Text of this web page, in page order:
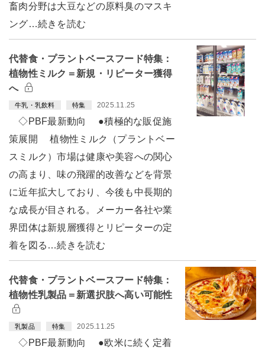
畜肉分野は大豆などの原料臭のマスキ
ング…続きを読む
代替食・プラントベースフード特集：
植物性ミルク＝新規・リピーター獲得
へ
牛乳・乳飲料 特集 2025.11.25
◇PBF最新動向 ●積極的な販促施
策展開 植物性ミルク（プラントベー
スミルク）市場は健康や美容への関心
の高まり、味の飛躍的改善などを背景
に近年拡大しており、今後も中長期的
な成長が目される。メーカー各社や業
界団体は新規層獲得とリピーターの定
着を図る…続きを読む
代替食・プラントベースフード特集：
植物性乳製品＝新選択肢へ高い可能性
乳製品 特集 2025.11.25
◇PBF最新動向 ●欧米に続く定着